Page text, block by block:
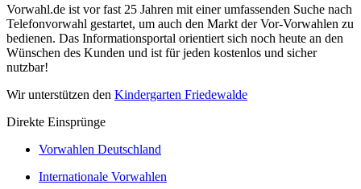
Vorwahl.de ist vor fast 25 Jahren mit einer umfassenden Suche nach
Telefonvorwahl gestartet, um auch den Markt der Vor-Vorwahlen zu
bedienen. Das Informationsportal orientiert sich noch heute an den
Wünschen des Kunden und ist für jeden kostenlos und sicher
nutzbar!
Wir unterstützen den Kindergarten Friedewalde
Direkte Einsprünge
Vorwahlen Deutschland
Internationale Vorwahlen